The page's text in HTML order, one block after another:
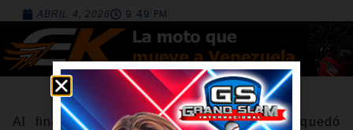
ABRIL 4, 2026 9:49 PM
Al final, el puertorriqueño Heliot Ramos quedó